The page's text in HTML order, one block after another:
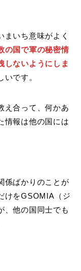
まいち意味がよく
の国で軍の秘密情
しないようにしま
いです。
え合って、何かあ
情報は他の国には
係ばかりのことが
けをGSOMIA（ジ
、他の国同士でも